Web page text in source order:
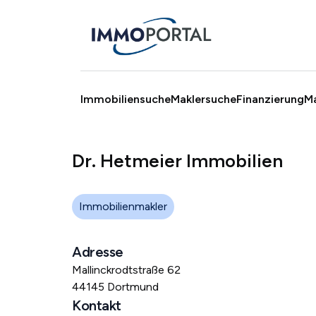
ImmobiliensucheMaklersucheFinanzierung
Dr. Hetmeier Immobilien
Immobilienmakler
Adresse
Mallinckrodtstraße 62
44145 Dortmund
Kontakt